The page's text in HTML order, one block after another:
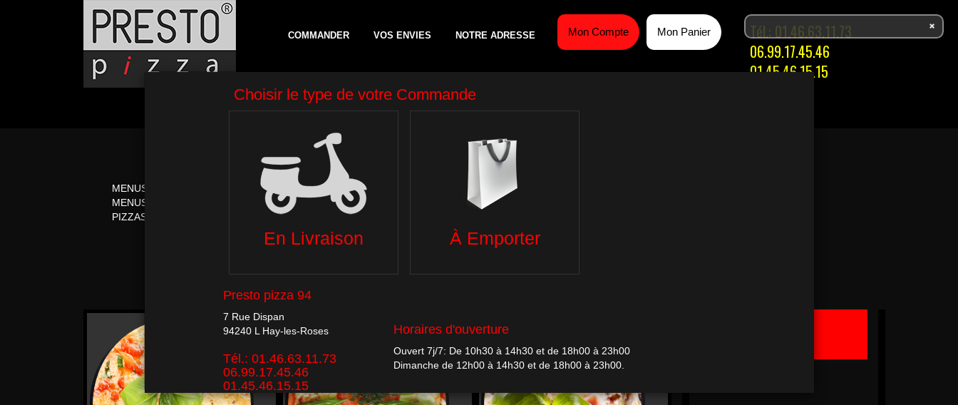
COMMANDER VOS ENVIES NOTRE ADRESSE Mon Compte Mon Panier Tél.:01.46.63.11.73
06.99.17.45.46
01.45.46.15.15
MENUS
MENUS MIDI
PIZZAS TOMATE
PIZZAS CRÈME FRAÎCHE
PIZZAS ITALIENNES
ESCALOPES DE VEAU
PIZZAS TOMATE